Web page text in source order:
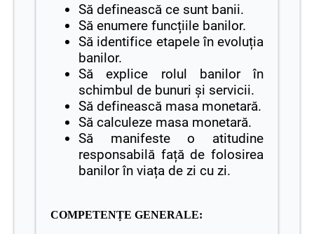
Să definească ce sunt banii.
Să enumere funcțiile banilor.
Să identifice etapele în evoluția
banilor.
Să explice rolul banilor în
schimbul de bunuri și servicii.
Să definească masa monetară.
Să calculeze masa monetară.
Să manifeste o atitudine
responsabilă față de folosirea
banilor în viața de zi cu zi.
COMPETENȚE GENERALE: